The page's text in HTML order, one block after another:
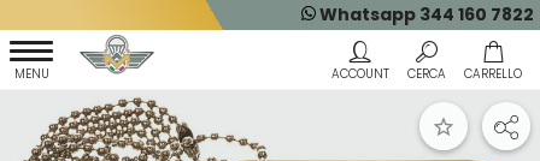
Whatsapp 344 160 7822